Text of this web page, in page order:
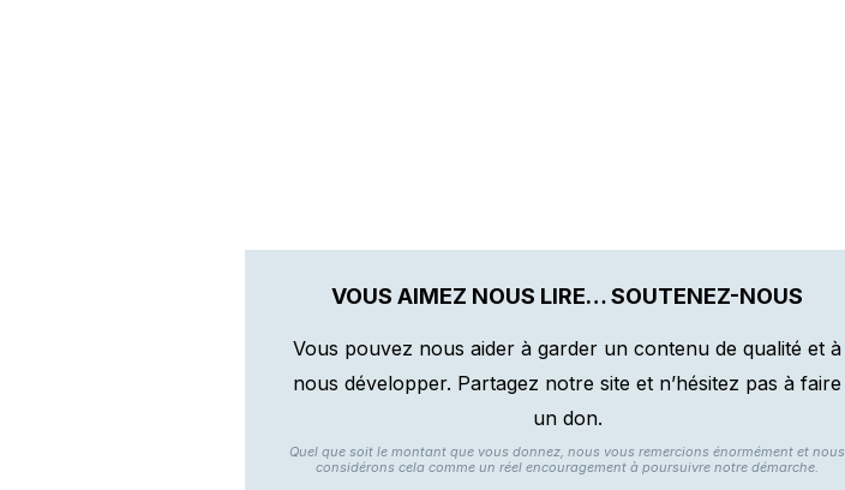
VOUS AIMEZ NOUS LIRE… SOUTENEZ-NOUS
Vous pouvez nous aider à garder un contenu de qualité et à
nous développer. Partagez notre site et n’hésitez pas à faire
un don.
Quel que soit le montant que vous donnez, nous vous remercions énormément et nous
considérons cela comme un réel encouragement à poursuivre notre démarche.